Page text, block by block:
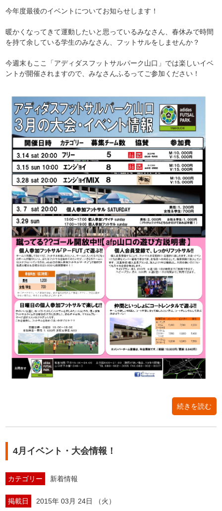
今年度最後のイベントについてお知らせします！
暖かくなってきて運動したいと思っているみなさん、春休みで時間
を持て余している学生のみなさん、フットサルをしませんか？
今週末もここ「アディダスフットサルパーク山口」では楽しいイベ
ントが開催されますので、みなさんふるってご参加ください！
続きを読む
4月イベント・大会情報！
カテゴリー 新着情報
掲載日 2015年 03月 24日 （火）